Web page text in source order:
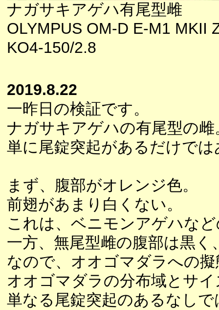
ナガサキアゲハ有尾型雌
OLYMPUS OM-D E-M1 MKII
KO4-150/2.8
2019.8.22
一昨日の検証です。
ナガサキアゲハの有尾型の雌
単に尾錠突起があるだけで
まず、腹部がオレンジ色。
前翅があまり白くない。
これは、ベニモンアゲハな
一方、無尾型雌の腹部は黒
なので、オオゴマダラへの
オオゴマダラの分布域とサ
単なる尾錠突起のあるなし